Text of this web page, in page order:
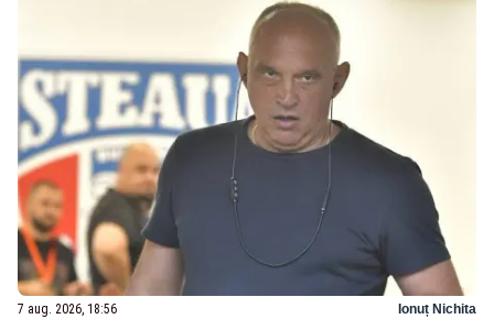
7 aug. 2026, 18:56 Ionuț Nichita